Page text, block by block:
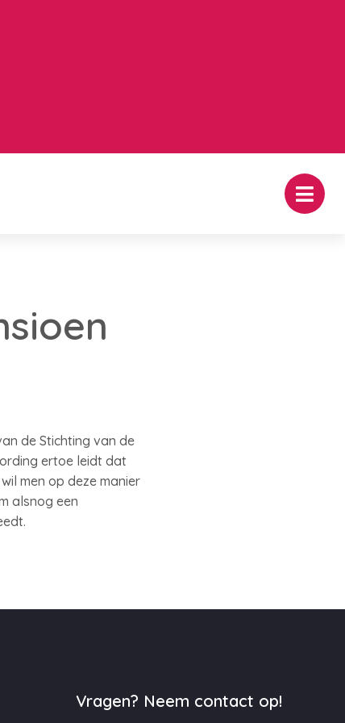
de Stichting van de
ertoe leidt dat
men op deze manier
alsnog een
Vragen? Neem contact op!